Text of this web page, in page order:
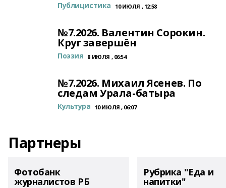
Публицистика 10 ИЮЛЯ , 12:58
№7.2026. Валентин Сорокин.
Круг завершён
Поэзия 8 ИЮЛЯ , 06:54
№7.2026. Михаил Ясенев. По
следам Урала-батыра
Культура 10 ИЮЛЯ , 06:07
Партнеры
Фотобанк
журналистов РБ
Рубрика "Еда и
напитки"